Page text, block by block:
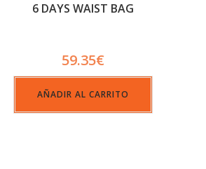
6 DAYS WAIST BAG
59.35€
AÑADIR AL CARRITO